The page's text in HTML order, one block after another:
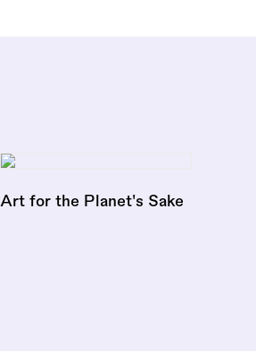
Art for the Planet's Sake